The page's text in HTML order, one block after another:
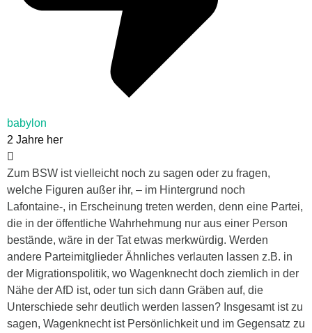
babylon
2 Jahre her
Zum BSW ist vielleicht noch zu sagen oder zu fragen,
welche Figuren außer ihr, – im Hintergrund noch
Lafontaine-, in Erscheinung treten werden, denn eine Partei,
die in der öffentliche Wahrhehmung nur aus einer Person
bestände, wäre in der Tat etwas merkwürdig. Werden
andere Parteimitglieder Ähnliches verlauten lassen z.B. in
der Migrationspolitik, wo Wagenknecht doch ziemlich in der
Nähe der AfD ist, oder tun sich dann Gräben auf, die
Unterschiede sehr deutlich werden lassen? Insgesamt ist zu
sagen, Wagenknecht ist Persönlichkeit und im Gegensatz zu